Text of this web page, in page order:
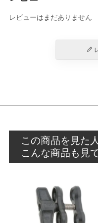
レビューはまだありません
この商品を見た
こんな商品も見